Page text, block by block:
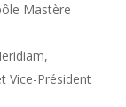
Mastère
Vice-Président